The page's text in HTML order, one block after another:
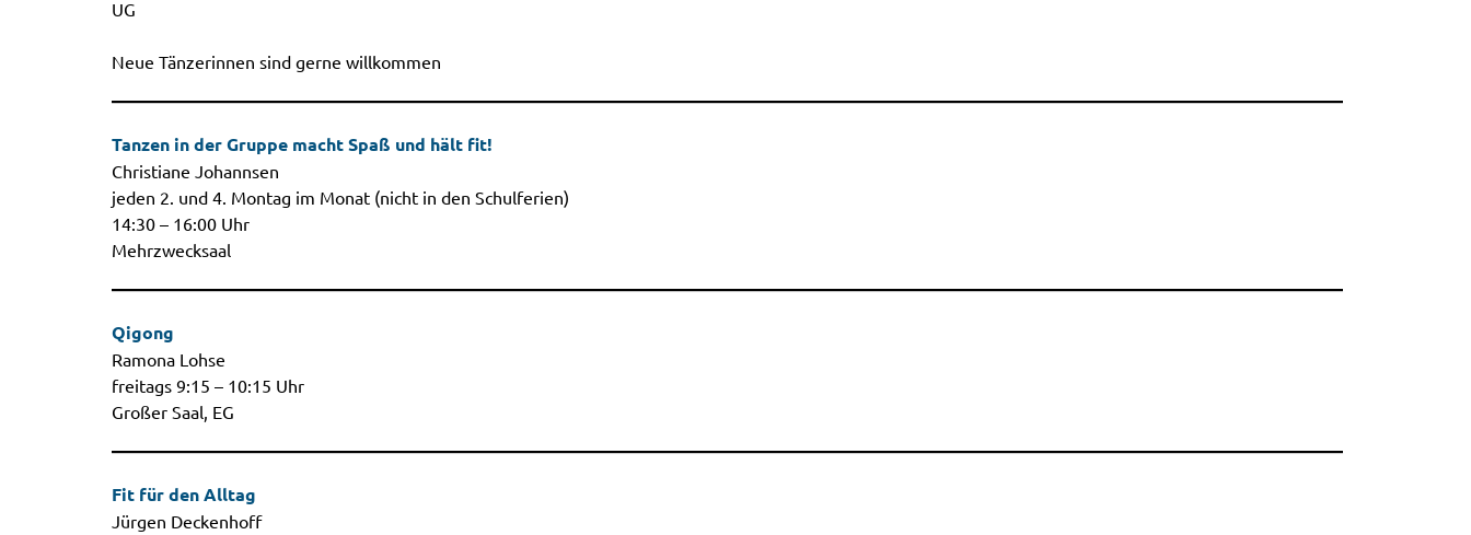
UG
Neue Tänzerinnen sind gerne willkommen
Tanzen in der Gruppe macht Spaß und hält fit!
Christiane Johannsen
jeden 2. und 4. Montag im Monat (nicht in den Schulferien)
14:30 – 16:00 Uhr
Mehrzwecksaal
Qigong
Ramona Lohse
freitags 9:15 – 10:15 Uhr
Großer Saal, EG
Fit für den Alltag
Jürgen Deckenhoff